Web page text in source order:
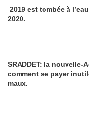
2019 est tombée à
2020.
SRADDET: la nouvelle-
comment se payer
maux.